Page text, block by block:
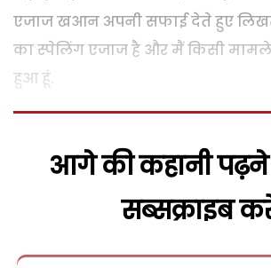
एजाज खआन अपनी सफाई देते हुए
का स्पेलिंग एजाज है और मैं किसी मामले
हुआ हूं.
आगे की कहानी
सब्सक्राइब